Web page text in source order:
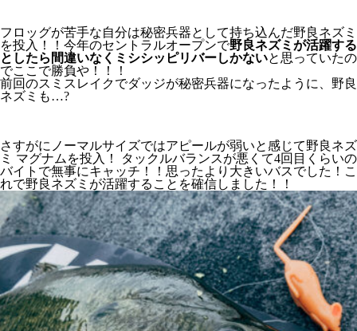
フロッグが苦手な自分は秘密兵器として持ち込んだ野良ネズミ
を投入！！今年のセントラルオープンで野良ネズミが活躍する
としたら間違いなくミシシッピリバーしかないと思っていたの
でここで勝負や！！！
前回のスミスレイクでダッジが秘密兵器になったように、野良
ネズミも…?
さすがにノーマルサイズではアピールが弱いと感じて野良ネズ
ミ マグナムを投入！ タックルバランスが悪くて4回目くらいの
バイトで無事にキャッチ！！思ったより大きいバスでした！こ
れで野良ネズミが活躍することを確信しました！！